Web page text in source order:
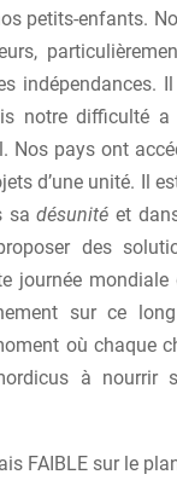
petits-enfants.
indépendances.
notre difficulté
Nos pays ont
d’une unité. Il
sadésunité et
des
journée mondiale
sur ce
où chaque
à nourrir
FAIBLE sur le